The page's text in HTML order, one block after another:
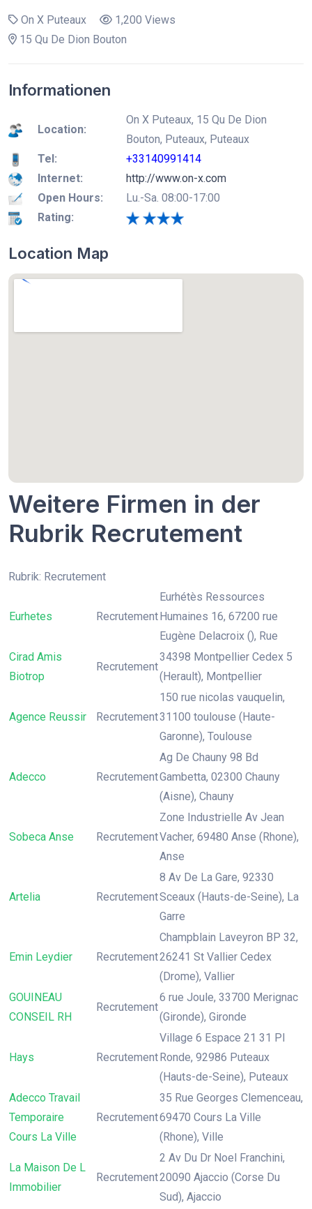
On X Puteaux
1,200 Views
15 Qu De Dion Bouton
Informationen
Location:
On X Puteaux, 15 Qu De Dion
Bouton, Puteaux, Puteaux
Tel:
+33140991414
Internet:
http://www.on-x.com
Open Hours:
Lu.-Sa. 08:00-17:00
Rating:
Location Map
Weitere Firmen in der
Rubrik Recrutement
Rubrik: Recrutement
Eurhetes Recrutement
Eurhétès Ressources
Humaines 16, 67200 rue
Eugène Delacroix (), Rue
Cirad Amis
Biotrop
Recrutement
34398 Montpellier Cedex 5
(Herault), Montpellier
Agence Reussir Recrutement
150 rue nicolas vauquelin,
31100 toulouse (Haute-
Garonne), Toulouse
Adecco Recrutement
Ag De Chauny 98 Bd
Gambetta, 02300 Chauny
(Aisne), Chauny
Sobeca Anse Recrutement
Zone Industrielle Av Jean
Vacher, 69480 Anse (Rhone),
Anse
Artelia Recrutement
8 Av De La Gare, 92330
Sceaux (Hauts-de-Seine), La
Garre
Emin Leydier Recrutement
Champblain Laveyron BP 32,
26241 St Vallier Cedex
(Drome), Vallier
GOUINEAU
CONSEIL RH
Recrutement
6 rue Joule, 33700 Merignac
(Gironde), Gironde
Hays Recrutement
Village 6 Espace 21 31 Pl
Ronde, 92986 Puteaux
(Hauts-de-Seine), Puteaux
Adecco Travail
Temporaire
Cours La Ville
Recrutement
35 Rue Georges Clemenceau,
69470 Cours La Ville
(Rhone), Ville
La Maison De L
Immobilier
Recrutement
2 Av Du Dr Noel Franchini,
20090 Ajaccio (Corse Du
Sud), Ajaccio